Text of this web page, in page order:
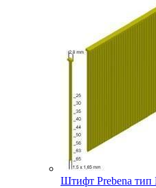
Штифт Prebena тип